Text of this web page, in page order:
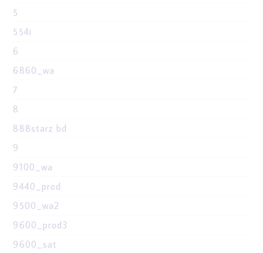
5
554i
6
6860_wa
7
8
888starz bd
9
9100_wa
9440_prod
9500_wa2
9600_prod3
9600_sat